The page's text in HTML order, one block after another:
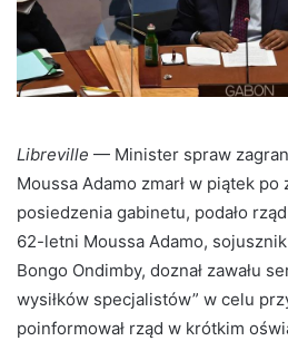
Libreville — Minister spraw
Moussa Adamo zmarł w piątek
posiedzenia gabinetu, podało
62-letni Moussa Adamo,
Bongo Ondimby, doznał zawału
wysiłków specjalistów” w celu
poinformował rząd w krótkim